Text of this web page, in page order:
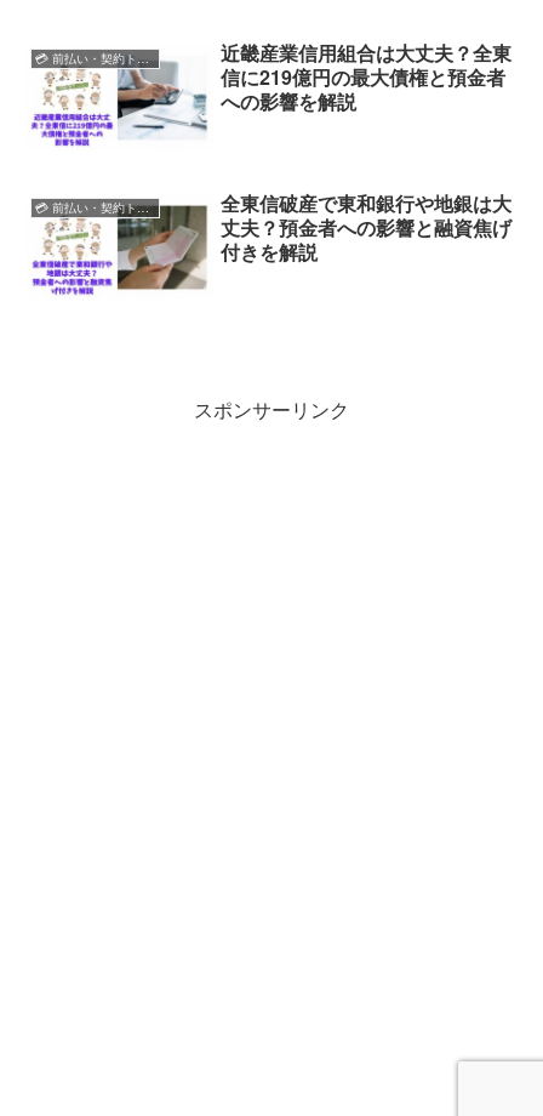
💳 前払い・契約トラブル
近畿産業信用組合は大丈夫？全東
信に219億円の最大債権と預金者
への影響を解説
💳 前払い・契約トラブル
全東信破産で東和銀行や地銀は大
丈夫？預金者への影響と融資焦げ
付きを解説
スポンサーリンク